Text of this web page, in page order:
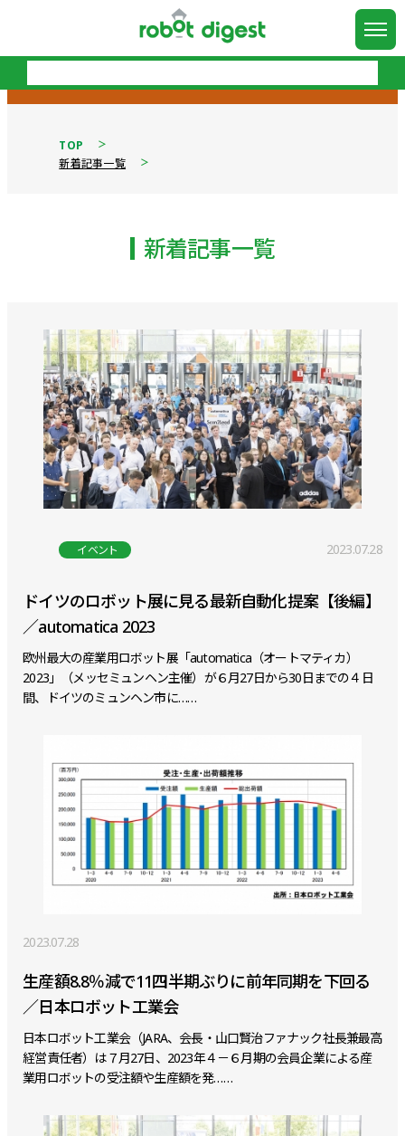
TOP
新着記事一覧
新着記事一覧
イベント 2023.07.28
ドイツのロボット展に見る最新自動化提案【後編】
／automatica 2023
欧州最大の産業用ロボット展「automatica（オートマティカ）
2023」（メッセミュンヘン主催）が６月27日から30日までの４日
間、ドイツのミュンヘン市に……
2023.07.28
生産額8.8％減で11四半期ぶりに前年同期を下回る
／日本ロボット工業会
日本ロボット工業会（JARA、会長・山口賢治ファナック社長兼最高
経営責任者）は７月27日、2023年４－６月期の会員企業による産
業用ロボットの受注額や生産額を発……